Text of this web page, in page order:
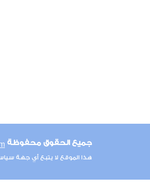
جميع الحقوق محفوظة
هذا الموقع لا يتبع أي جهة